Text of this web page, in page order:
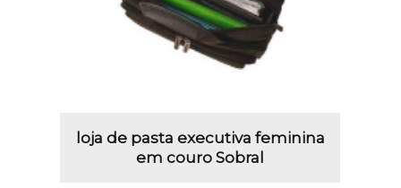
loja de pasta executiva feminina
em couro Sobral